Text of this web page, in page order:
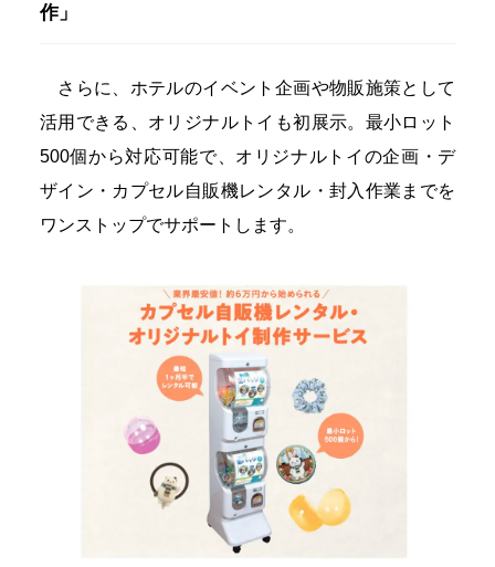
作」
さらに、ホテルのイベント企画や物販施策として
活用できる、オリジナルトイも初展示。最小ロット
500個から対応可能で、オリジナルトイの企画・デ
ザイン・カプセル自販機レンタル・封入作業までを
ワンストップでサポートします。